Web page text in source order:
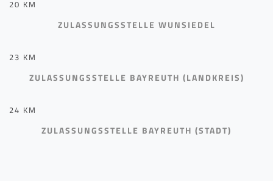
20 KM
ZULASSUNGSSTELLE WUNSIEDEL
23 KM
ZULASSUNGSSTELLE BAYREUTH (LANDKREIS)
24 KM
ZULASSUNGSSTELLE BAYREUTH (STADT)